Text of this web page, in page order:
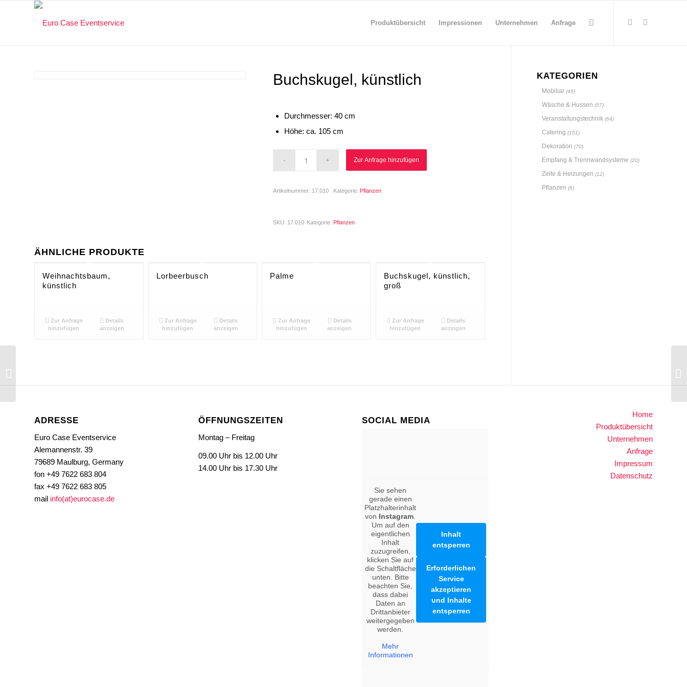
Produktübersicht Impressionen Unternehmen Anfrage
Buchskugel, künstlich
Durchmesser: 40 cm
Höhe: ca. 105 cm
Zur Anfrage hinzufügen
Artikelnummer: 17.010 Kategorie: Pflanzen
SKU: 17.010 Kategorie: Pflanzen
ÄHNLICHE PRODUKTE
Weihnachtsbaum,
künstlich
Zur Anfrage
hinzufügen
Details
anzeigen
Lorbeerbusch
Zur Anfrage
hinzufügen
Details
anzeigen
Palme
Zur Anfrage
hinzufügen
Details
anzeigen
Buchskugel, künstlich,
groß
Zur Anfrage
hinzufügen
Details
anzeigen
KATEGORIEN
Mobiliar (49)
Wäsche & Hussen (57)
Veranstaltungstechnik (64)
Catering (151)
Dekoration (70)
Empfang & Trennwandsysteme (20)
Zelte & Heizungen (12)
Pflanzen (6)
ADRESSE
Euro Case Eventservice
Alemannenstr. 39
79689 Maulburg, Germany
fon +49 7622 683 804
fax +49 7622 683 805
mail info(at)eurocase.de
ÖFFNUNGSZEITEN
Montag – Freitag
09.00 Uhr bis 12.00 Uhr
14.00 Uhr bis 17.30 Uhr
SOCIAL MEDIA
Sie sehen
gerade einen
Platzhalterinhalt
von Instagram
Um auf den
eigentlichen
Inhalt
zuzugreifen,
klicken Sie auf
die Schaltfläche
unten. Bitte
beachten Sie,
dass dabei
Daten an
Drittanbieter
weitergegeben
werden.
Mehr
Informationen
Inhalt
entsperren
Erforderlichen
Service
akzeptieren
und Inhalte
entsperren
Home
Produktübersicht
Unternehmen
Anfrage
Impressum
Datenschutz